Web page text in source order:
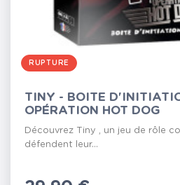
RUPTURE
TINY - BOITE
OPÉRATION HOT DOG
Découvrez Tiny , un jeu de rôle
défendent leur...